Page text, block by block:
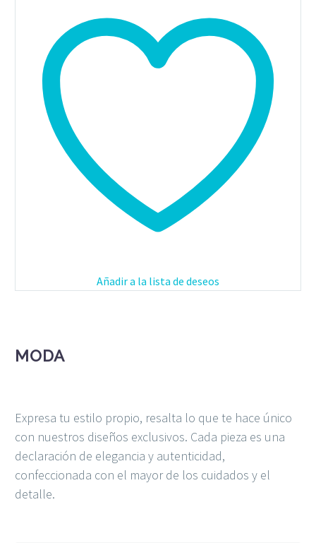
Añadir a la lista de deseos
MODA
Expresa tu estilo propio, resalta lo que te hace único
con nuestros diseños exclusivos. Cada pieza es una
declaración de elegancia y autenticidad,
confeccionada con el mayor de los cuidados y el
detalle.